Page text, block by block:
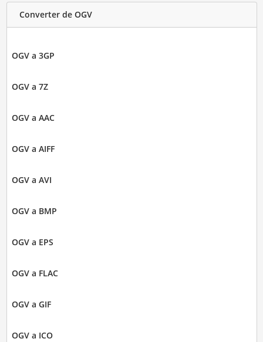
Converter de OGV
OGV a 3GP
OGV a 7Z
OGV a AAC
OGV a AIFF
OGV a AVI
OGV a BMP
OGV a EPS
OGV a FLAC
OGV a GIF
OGV a ICO